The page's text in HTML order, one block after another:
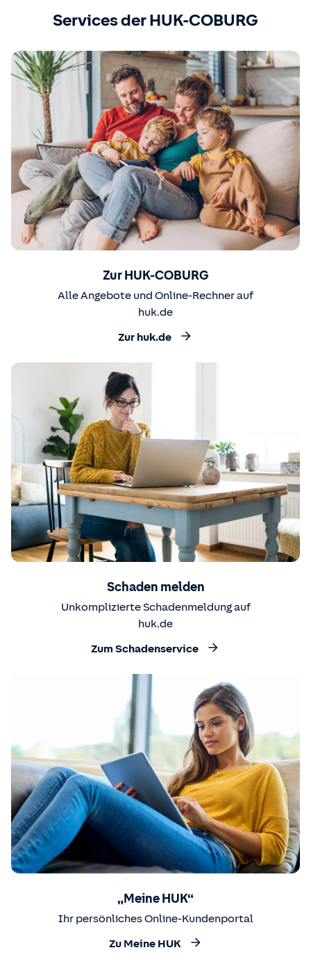
Services der HUK-COBURG
Zur HUK-COBURG
Alle Angebote und Online-Rechner auf
huk.de
Zur huk.de
Schaden melden
Unkomplizierte Schadenmeldung auf
huk.de
Zum Schadenservice
„Meine HUK“
Ihr persönliches Online-Kundenportal
Zu Meine HUK